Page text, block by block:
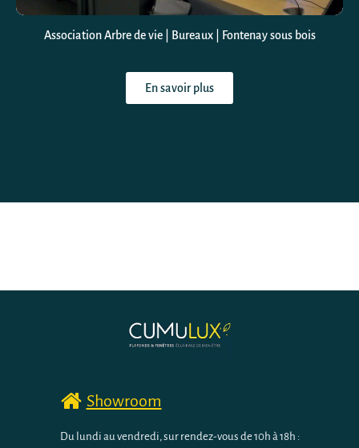
Association Arbre de vie | Bureaux | Fontenay sous bois
En savoir plus
Showroom
Du lundi au vendredi, sur rendez-vous de 10h à 18h :